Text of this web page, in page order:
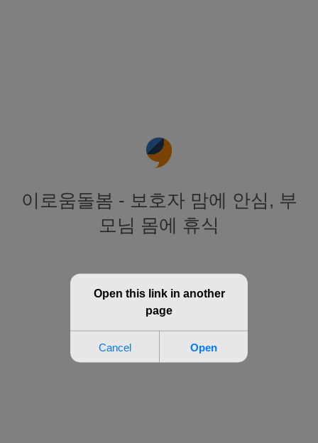
이로움돌봄 - 보호자 맘에 안심, 부
모님 몸에 휴식